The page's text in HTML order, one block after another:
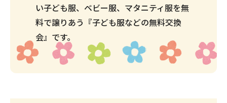
い子ども服、ベビー服、マタニティ服を無
料で譲りあう『子ども服などの無料交換
会』です。